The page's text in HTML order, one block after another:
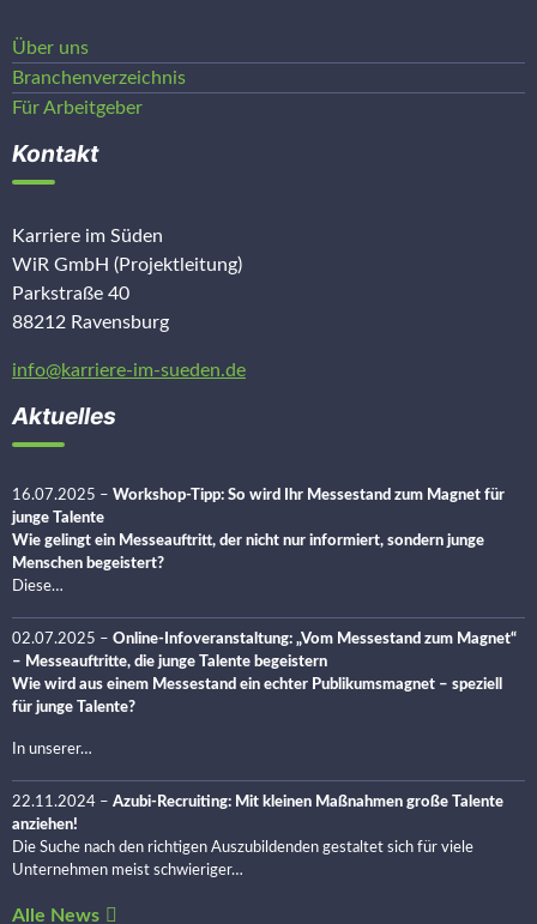
Über uns
Branchenverzeichnis
Für Arbeitgeber
Kontakt
Karriere im Süden
WiR GmbH (Projektleitung)
Parkstraße 40
88212 Ravensburg
info@karriere-im-sueden.de
Aktuelles
16.07.2025 – Workshop-Tipp: So wird Ihr Messestand zum Magnet für
junge Talente
Wie gelingt ein Messeauftritt, der nicht nur informiert, sondern junge
Menschen begeistert?
Diese…
02.07.2025 – Online-Infoveranstaltung: „Vom Messestand zum Magnet“
– Messeauftritte, die junge Talente begeistern
Wie wird aus einem Messestand ein echter Publikumsmagnet – speziell
für junge Talente?
In unserer…
22.11.2024 – Azubi-Recruiting: Mit kleinen Maßnahmen große Talente
anziehen!
Die Suche nach den richtigen Auszubildenden gestaltet sich für viele
Unternehmen meist schwieriger…
Alle News